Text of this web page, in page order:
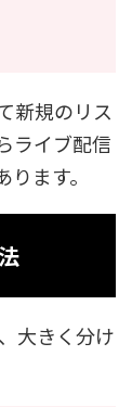
新規のリス
ライブ配信
ます。
大きく分け